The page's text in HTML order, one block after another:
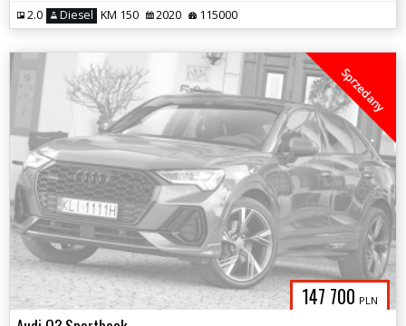
2.0 Diesel KM 150 2020 115000
147 700 PLN
Sprzedany